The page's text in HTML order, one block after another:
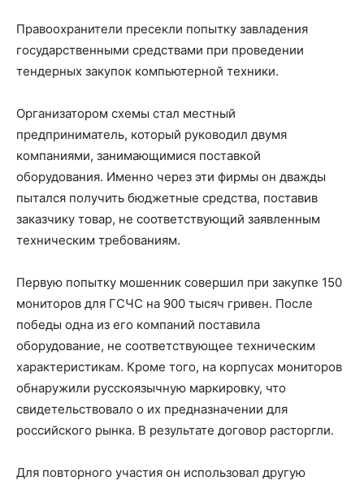
Правоохранители пресекли попытку завладения
государственными средствами при проведении
тендерных закупок компьютерной техники.
Организатором схемы стал местный
предприниматель, который руководил двумя
компаниями, занимающимися поставкой
оборудования. Именно через эти фирмы он дважды
пытался получить бюджетные средства, поставив
заказчику товар, не соответствующий заявленным
техническим требованиям.
Первую попытку мошенник совершил при закупке 150
мониторов для ГСЧС на 900 тысяч гривен. После
победы одна из его компаний поставила
оборудование, не соответствующее техническим
характеристикам. Кроме того, на корпусах мониторов
обнаружили русскоязычную маркировку, что
свидетельствовало о их предназначении для
российского рынка. В результате договор расторгли.
Для повторного участия он использовал другую